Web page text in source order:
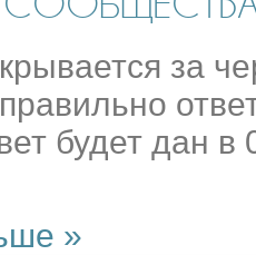
за
будет дан
»